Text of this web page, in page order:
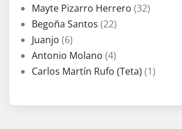
Mayte Pizarro Herrero (32)
Begoña Santos (22)
Juanjo (6)
Antonio Molano (4)
Carlos Martín Rufo (Teta) (1)